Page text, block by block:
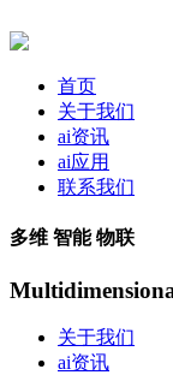
首页
关于我们
ai资讯
ai应用
联系我们
多维 智能 物联
关于我们
ai资讯